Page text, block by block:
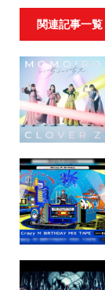
関連記事一覧